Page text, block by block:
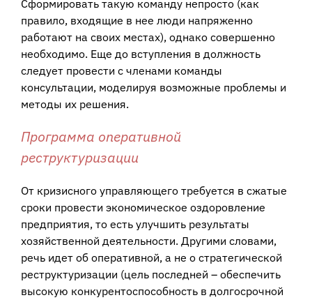
Сформировать такую команду непросто (как
правило, входящие в нее люди напряженно
работают на своих местах), однако совершенно
необходимо. Еще до вступления в должность
следует провести с членами команды
консультации, моделируя возможные проблемы и
методы их решения.
Программа оперативной
реструктуризации
От кризисного управляющего требуется в сжатые
сроки провести экономическое оздоровление
предприятия, то есть улучшить результаты
хозяйственной деятельности. Другими словами,
речь идет об оперативной, а не о стратегической
реструктуризации (цель последней – обеспечить
высокую конкурентоспособность в долгосрочной